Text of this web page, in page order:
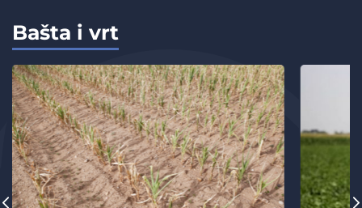
Bašta i vrt